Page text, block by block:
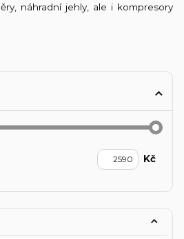
náhradní jehly, ale i kompresory
Kč